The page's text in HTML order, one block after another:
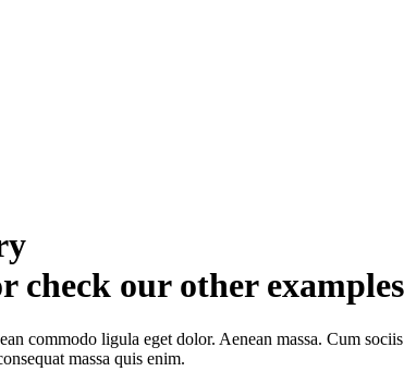
check our other examples
commodo ligula eget dolor. Aenean massa. Cum
massa quis enim.